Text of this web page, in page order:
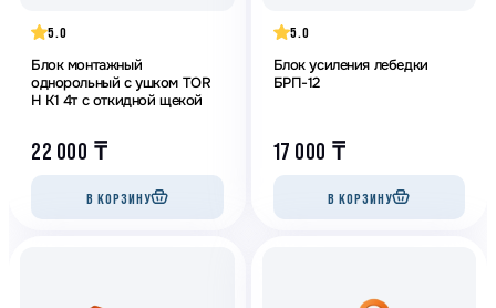
5.0
Блок монтажный
однорольный с ушком TOR
H K1 4т с откидной щекой
22 000 ₸
В КОРЗИНУ
5.0
Блок усиления лебедки
БРП-12
17 000 ₸
В КОРЗИНУ